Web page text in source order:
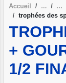
Accueil
trophées des
+
1/2